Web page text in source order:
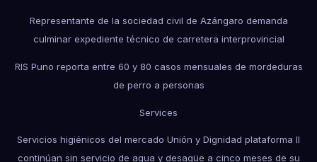
Representante de la sociedad civil de Azángaro demanda
culminar expediente técnico de carretera interprovincial
RIS Puno reporta entre 60 y 80 casos mensuales de mordeduras
de perro a personas
Services
Servicios higiénicos del mercado Unión y Dignidad plataforma II
continúan sin servicio de agua y desagüe a cinco meses de su